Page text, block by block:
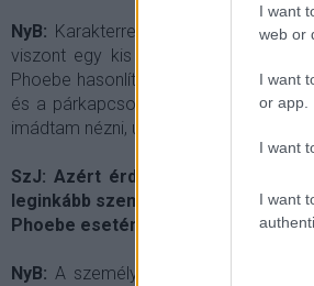
I want
web or
I want
or app.
I want
I want
NyB: Karakterre nagyon más
viszont egy kis szerencsétlen
Phoebe hasonlít egymásra, mert
és a párkapcsolat sem jön be
imádtam nézni, úgyhogy lányként
SzJ: Azért érdekes, amit mond,
leginkább személyiségbeli
Phoebe esetén nem így volt?
NyB: A személyiségem más: nem